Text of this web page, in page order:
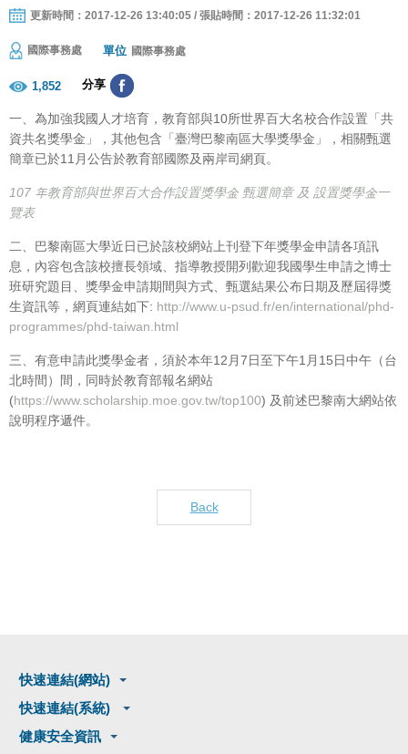
更新時間：2017-12-26 13:40:05 / 張貼時間：2017-12-26 11:32:01
國際事務處 單位 國際事務處
1,852 分享
一、為加強我國人才培育，教育部與10所世界百大名校合作設置「共
資共名獎學金」，其他包含「臺灣巴黎南區大學獎學金」，相關甄選
簡章已於11月公告於教育部國際及兩岸司網頁。
107 年教育部與世界百大合作設置獎學金 甄選簡章 及 設置獎學金一
覽表
二、巴黎南區大學近日已於該校網站上刊登下年獎學金申請各項訊
息，內容包含該校擅長領域、指導教授開列歡迎我國學生申請之博士
班研究題目、獎學金申請期間與方式、甄選結果公布日期及歷屆得獎
生資訊等，網頁連結如下: http://www.u-psud.fr/en/international/phd-
programmes/phd-taiwan.html
三、有意申請此獎學金者，須於本年12月7日至下午1月15日中午（台
北時間）間，同時於教育部報名網站
(https://www.scholarship.moe.gov.tw/top100) 及前述巴黎南大網站依
說明程序遞件。
Back
快速連結(網站)
快速連結(系統)
健康安全資訊